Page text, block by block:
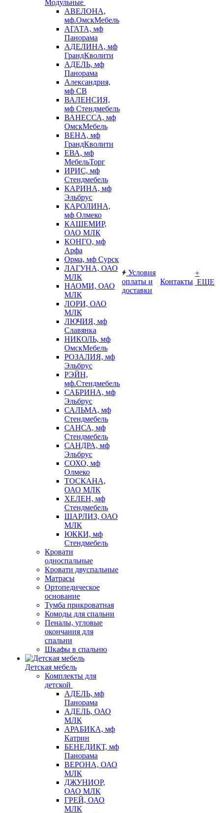
Модульные
АВЕЛОНА,
мф.ОмскМебель
АГАТА, мф
Панорама
АДЕЛИНА, мф
ГрандКволити
АДЕЛЬ, мф
Панорама
Александрия,
мф СВ
ВАЛЕНСИЯ,
мф Стендмебель
ВАНЕССА, мф
ОмскМебель
ВЕНА, мф
ГрандКволити
ЕВА, мф
МебельТорг
ИРИС, мф
Стендмебель
КАРИНА, мф
Эльбрус
КАРОЛИНА,
мф Олмеко
КАШЕМИР,
ОАО МЛК
КОНГО, мф
Арфа
Орма, мф Сурск
ЛАГУНА, ОАО
МЛК
НАОМИ, ОАО
МЛК
ЛОРИ, ОАО
МЛК
ЛЮЧИЯ, мф
Славянка
НИКОЛЬ, мф
ОмскМебель
РОЗАЛИЯ, мф
Эльбрус
РЭЙН,
мф.Стендмебель
САБРИНА, мф
Эльбрус
САЛЬМА, мф
Стендмебель
САНСА, мф
Стендмебель
САНДРА, мф
Эльбрус
СОХО, мф
Олмеко
ТОСКАНА,
ОАО МЛК
ХЕЛЕН, мф
Стендмебель
ШАРЛИЗ, ОАО
МЛК
ЮККИ, мф
Стендмебель
Кровати
односпальные
Кровати двуспальные
Матрасы
Ортопедическое
основание
Тумба прикроватная
Комоды для спальни
Пеналы, угловые
окончания для
спальни
Шкафы в спальню
Детская мебель
Комплекты для
детской
АДЕЛЬ, мф
Панорама
АДЕЛЬ, ОАО
МЛК
АРАБИКА, мф
Катрин
БЕНЕДИКТ, мф
Панорама
ВЕРОНА, ОАО
МЛК
ДЖУНИОР,
ОАО МЛК
ГРЕЙ, ОАО
МЛК
Условия
оплаты и
доставки
Контакты
+
ЕЩЕ